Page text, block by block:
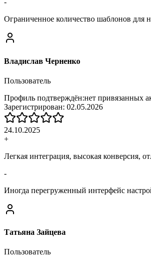
-
Ограниченное количество шаблонов для
Владислав Черненко
Пользователь
Профиль подтверждён:нет привязанных
Зарегистрирован: 02.05.2026
24.10.2025
+
Легкая интеграция, высокая конверсия,
-
Иногда перегруженный интерфейс
Татьяна Зайцева
Пользователь